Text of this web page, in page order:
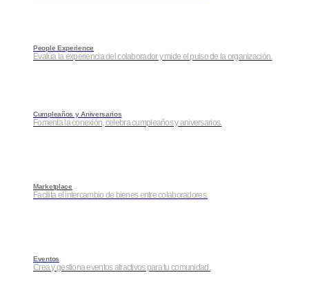
People Experience
Evalúa la experiencia del colaborador y mide el pulso de la organización.
Cumpleaños y Aniversarios
Fomenta la conexión, celebra cumpleaños y aniversarios.
Marketplace
Facilita el intercambio de bienes entre colaboradores.
Eventos
Crea y gestiona eventos atractivos para tu comunidad.